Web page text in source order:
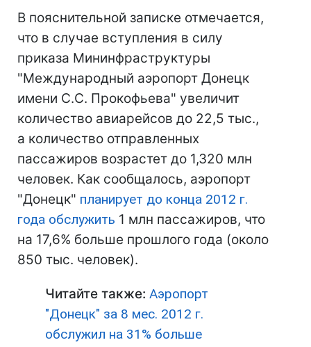
В пояснительной записке отмечается,
что в случае вступления в силу
приказа Мининфраструктуры
"Международный аэропорт Донецк
имени С.С. Прокофьева" увеличит
количество авиарейсов до 22,5 тыс.,
а количество отправленных
пассажиров возрастет до 1,320 млн
человек. Как сообщалось, аэропорт
"Донецк" планирует до конца 2012 г.
года обслужить 1 млн пассажиров, что
на 17,6% больше прошлого года (около
850 тыс. человек).
Читайте также: Аэропорт
"Донецк" за 8 мес. 2012 г.
обслужил на 31% больше